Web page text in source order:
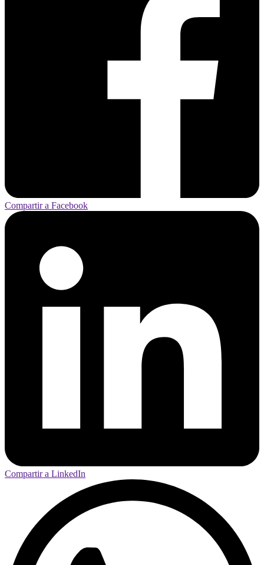
Compartir a Facebook
Compartir a LinkedIn